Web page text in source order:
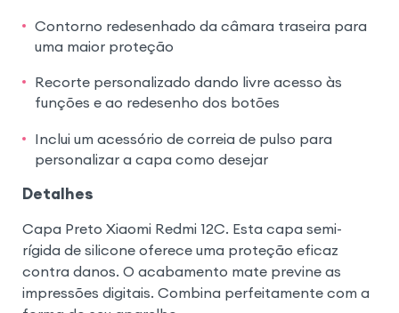
Contorno redesenhado da câmara traseira para
uma maior proteção
Recorte personalizado dando livre acesso às
funções e ao redesenho dos botões
Inclui um acessório de correia de pulso para
personalizar a capa como desejar
Detalhes
Capa Preto Xiaomi Redmi 12C. Esta capa semi-
rígida de silicone oferece uma proteção eficaz
contra danos. O acabamento mate previne as
impressões digitais. Combina perfeitamente com a